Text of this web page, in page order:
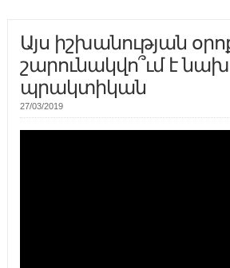
Այս իշխանության
շարունակվո՞ւմ է
պրակտիկան
27/03/2019